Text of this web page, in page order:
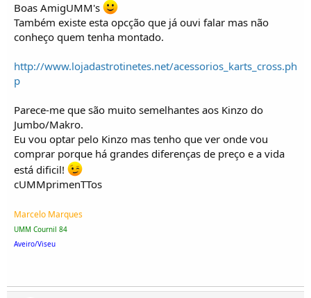
Boas AmigUMM's
Também existe esta opcção que já ouvi falar mas não
conheço quem tenha montado.
http://www.lojadastrotinetes.net/acessorios_karts_cross.ph
p
Parece-me que são muito semelhantes aos Kinzo do
Jumbo/Makro.
Eu vou optar pelo Kinzo mas tenho que ver onde vou
comprar porque há grandes diferenças de preço e a vida
está dificil!
cUMMprimenTTos
Marcelo Marques
UMM Cournil 84
Aveiro/Viseu